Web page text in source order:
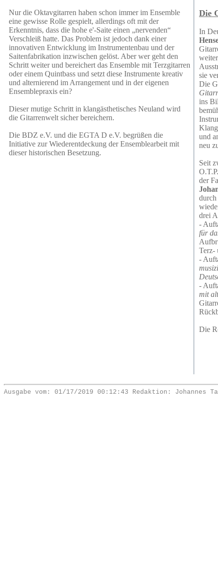
Nur die Oktavgitarren haben schon immer im Ensemble
eine gewisse Rolle gespielt, allerdings oft mit der
Erkenntnis, dass die hohe e'-Saite einen „nervenden“
Verschleiß hatte. Das Problem ist jedoch dank einer
innovativen Entwicklung im Instrumentenbau und der
Saitenfabrikation inzwischen gelöst. Aber wer geht den
Schritt weiter und bereichert das Ensemble mit Terzgitarren
oder einem Quintbass und setzt diese Instrumente kreativ
und alternierend im Arrangement und in der eigenen
Ensemblepraxis ein?
Dieser mutige Schritt in klangästhetisches Neuland wird
die Gitarrenwelt sicher bereichern.
Die BDZ e.V. und die EGTA D e.V. begrüßen die
Initiative zur Wiederentdeckung der Ensemblearbeit mit
dieser historischen Besetzung.
Die
In
sie
Die
ins
und
neu
Seit
der
drei
-
für
Terz-
-
-
mit
Die
Ausgabe vom: 01/17/2019 00:12:43 Redaktion: Johannes